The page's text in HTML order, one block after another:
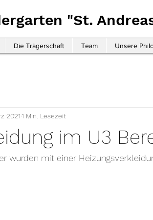
"St.
Die Trägerschaft Team Unsere
im U3
20211 Min. Lesezeit
wurden mit einer